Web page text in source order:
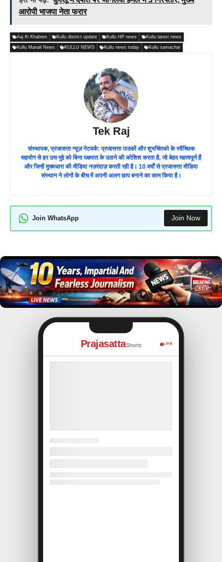
आरोपी भाजपा नेता फरार
Aaj Ki Khabren Kullu district update Kullu HP news Kullu latest news
Kullu Manali News KULLU NEWS Kullu news today Kullu samachar
Tek Raj
संस्थापक, प्रजासत्ता न्यूज़ नेटवर्क: प्रजासत्ता पाठकों और शुभचिंतको के स्वैच्छिक
सहयोग से हर उस मुद्दे को बिना पक्षपात के उठाने की कोशिश करता है, जो बेहद महत्वपूर्ण हैं
और जिन्हें मुख्यधारा की मीडिया नज़रंदाज़ करती रही है। 10 वर्षों से प्रजासत्ता मीडिया
संस्थान ने लोगों के बीच में अपनी अलग छाप बनाने का काम किया है।
Join WhatsApp Join Now
PrajasattaShorts LIVE